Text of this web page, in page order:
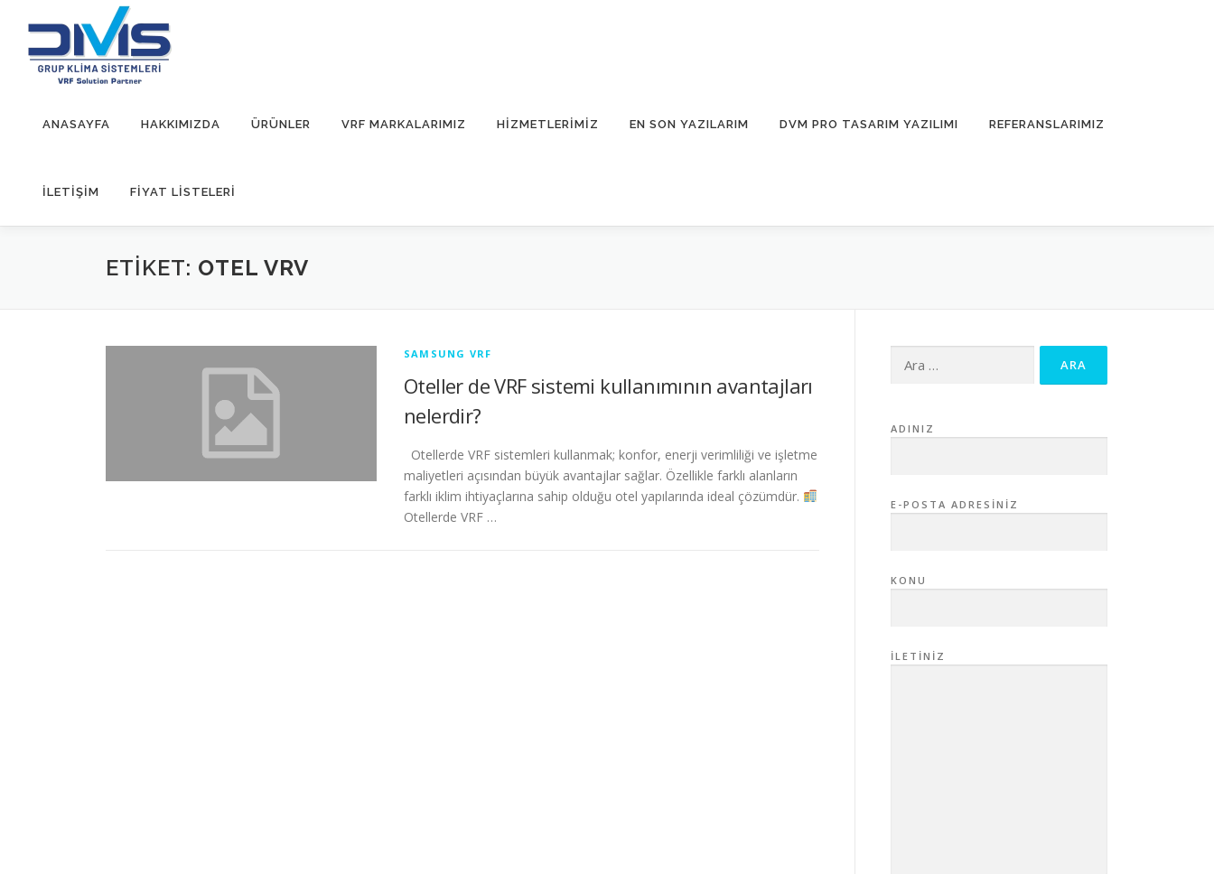
ANASAYFA HAKKIMIZDA ÜRÜNLER VRF MARKALARIMIZ HIZMETLERIMIZ EN SON YAZILARIM DVM PRO TASARIM YAZILIMI REFERANSLARIMIZ
İLETIŞIM FİYAT LİSTELERİ
ETIKET: OTEL VRV
SAMSUNG VRF
Oteller de VRF sistemi kullanımının avantajları
nelerdir?
Otellerde VRF sistemleri kullanmak; konfor, enerji verimliliği ve işletme
maliyetleri açısından büyük avantajlar sağlar. Özellikle farklı alanların
farklı iklim ihtiyaçlarına sahip olduğu otel yapılarında ideal çözümdür.
Otellerde VRF …
ADINIZ
E-POSTA ADRESINIZ
KONU
İLETINIZ